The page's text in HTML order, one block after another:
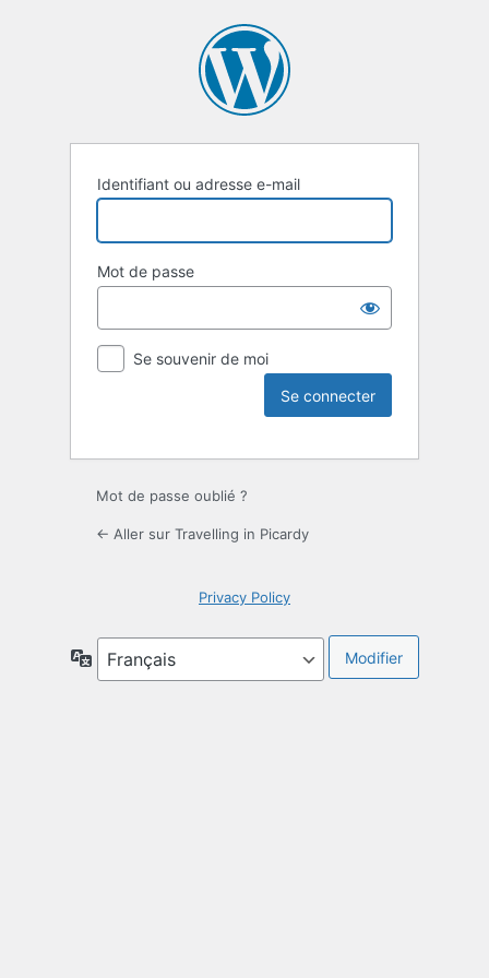
Identifiant ou adresse e-mail
Mot de passe
Se souvenir de moi
Mot de passe oublié ?
← Aller sur Travelling in Picardy
Privacy Policy
Langue